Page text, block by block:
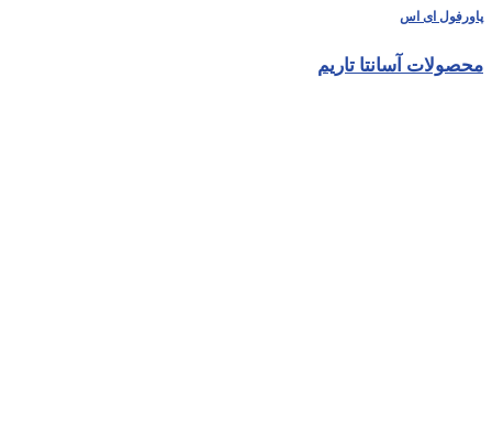
پاورفول ای اس
محصولات آسانتا تاریم